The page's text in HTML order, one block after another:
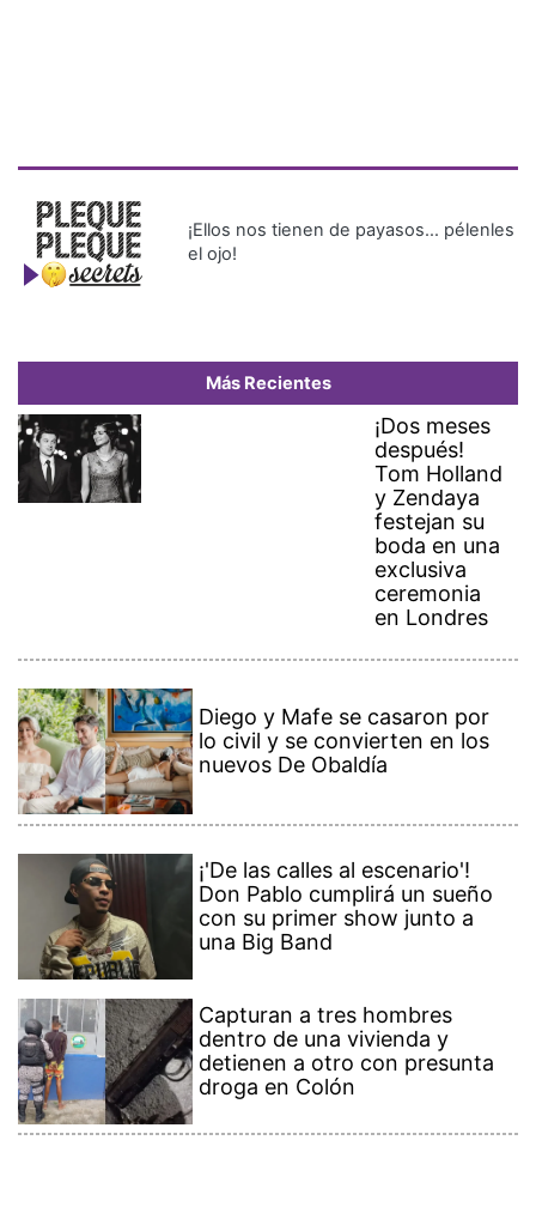
¡Ellos nos tienen de payasos… pélenles
el ojo!
Más Recientes
¡Dos meses
después!
Tom Holland
y Zendaya
festejan su
boda en una
exclusiva
ceremonia
en Londres
Diego y Mafe se casaron por
lo civil y se convierten en los
nuevos De Obaldía
¡'De las calles al escenario'!
Don Pablo cumplirá un sueño
con su primer show junto a
una Big Band
Capturan a tres hombres
dentro de una vivienda y
detienen a otro con presunta
droga en Colón